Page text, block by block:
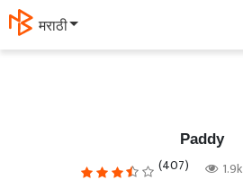
मराठी
Paddy
(407) 1.9k